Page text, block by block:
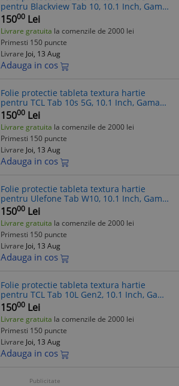
pentru Blackview Tab 10, 10.1 Inch, Gama
Artistic Paper, Pentru scris si desenat,
Anti-reflex, Hidrogel, Silico
15000 Lei
Livrare gratuita la comenzile de 2000 lei
Primesti 150 puncte
Livrare Joi, 13 Aug
Adauga in cos
Folie protectie tableta textura hartie
pentru TCL Tab 10s 5G, 10.1 Inch, Gama
Artistic Paper, Pentru scris si desenat,
Anti-reflex, Hidrogel, Silicon,
15000 Lei
Livrare gratuita la comenzile de 2000 lei
Primesti 150 puncte
Livrare Joi, 13 Aug
Adauga in cos
Folie protectie tableta textura hartie
pentru Ulefone Tab W10, 10.1 Inch, Gama
Artistic Paper, Pentru scris si desenat,
Anti-reflex, Hidrogel, Silicon
15000 Lei
Livrare gratuita la comenzile de 2000 lei
Primesti 150 puncte
Livrare Joi, 13 Aug
Adauga in cos
Folie protectie tableta textura hartie
pentru TCL Tab 10L Gen2, 10.1 Inch, Gama
Artistic Paper, Pentru scris si desenat,
Anti-reflex, Hidrogel, Silico
15000 Lei
Livrare gratuita la comenzile de 2000 lei
Primesti 150 puncte
Livrare Joi, 13 Aug
Adauga in cos
Publicitate